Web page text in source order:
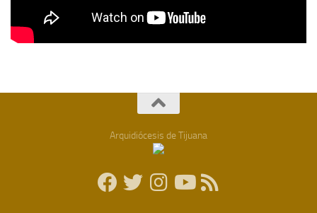
Arquidiócesis de Tijuana